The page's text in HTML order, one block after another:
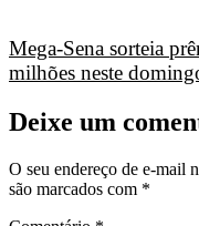
Mega-Sena sorteia
milhões neste
Deixe um
O seu endereço de e-mail
são marcados com *